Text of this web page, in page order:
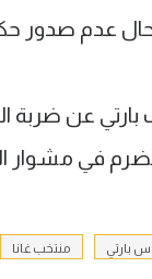
عدم صدور
بارتي عن ضربة
في مشوار
بارتي منتخب غانا